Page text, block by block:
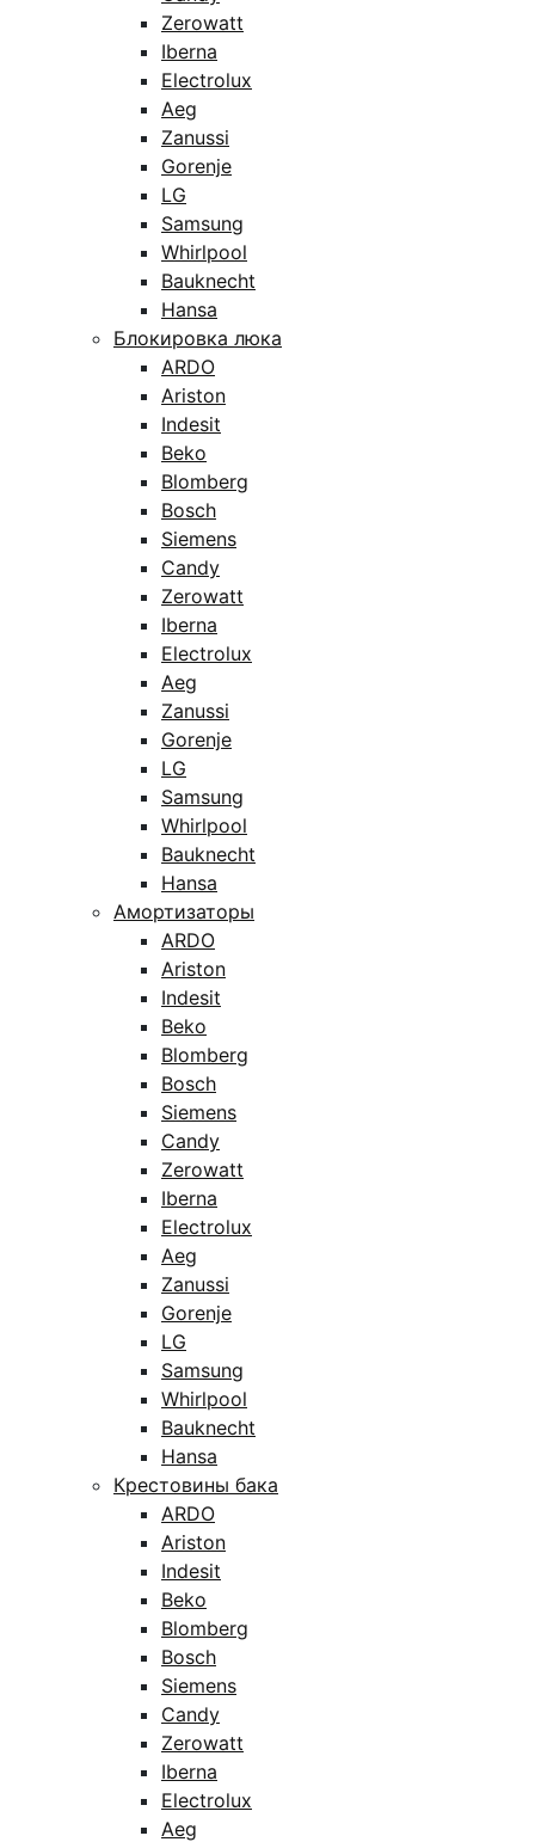
Zerowatt
Iberna
Electrolux
Aeg
Zanussi
Gorenje
LG
Samsung
Whirlpool
Bauknecht
Hansa
Блокировка люка
ARDO
Ariston
Indesit
Beko
Blomberg
Bosch
Siemens
Candy
Zerowatt
Iberna
Electrolux
Aeg
Zanussi
Gorenje
LG
Samsung
Whirlpool
Bauknecht
Hansa
Амортизаторы
ARDO
Ariston
Indesit
Beko
Blomberg
Bosch
Siemens
Candy
Zerowatt
Iberna
Electrolux
Aeg
Zanussi
Gorenje
LG
Samsung
Whirlpool
Bauknecht
Hansa
Крестовины бака
ARDO
Ariston
Indesit
Beko
Blomberg
Bosch
Siemens
Candy
Zerowatt
Iberna
Electrolux
Aeg